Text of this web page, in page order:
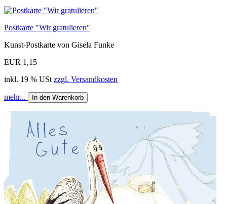
Postkarte "Wir gratulieren"
Kunst-Postkarte von Gisela Funke
EUR 1,15
inkl. 19 % USt zzgl. Versandkosten
mehr... In den Warenkorb